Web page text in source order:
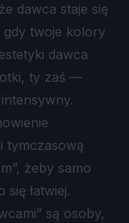
dawca staje się
gdy twoje kolory
dawca
ty zaś —
tymczasową
żeby samo
się łatwiej.
są osoby,